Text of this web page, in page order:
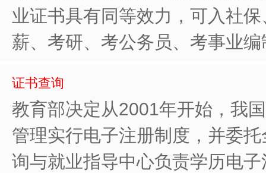
业证书具有同等效力，可入社
薪、考研、考公务员、考事业
证书查询
教育部决定从2001年开始，我
管理实行电子注册制度，并委
询与就业指导中心负责学历电